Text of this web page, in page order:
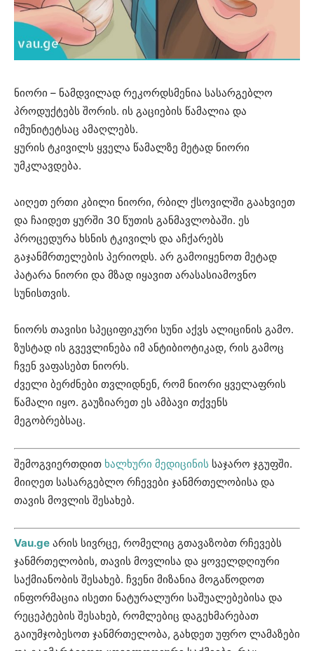
ნიორი – ნამდვილად რეკორდსმენია სასარგებლო
პროდუქტებს შორის. ის გაციების წამალია და
იმუნიტეტსაც ამაღლებს.
ყურის ტკივილს ყველა წამალზე მეტად ნიორი
უმკლავდება.
აიღეთ ერთი კბილი ნიორი, რბილ ქსოვილში გაახვიეთ
და ჩაიდეთ ყურში 30 წუთის განმავლობაში. ეს
პროცედურა ხსნის ტკივილს და აჩქარებს
გაჯანმრთელების პერიოდს. არ გამოიყენოთ მეტად
პატარა ნიორი და მზად იყავით არასასიამოვნო
სუნისთვის.
ნიორს თავისი სპეციფიკური სუნი აქვს ალიცინის გამო.
ზუსტად ის გვევლინება იმ ანტიბიოტიკად, რის გამოც
ჩვენ ვაფასებთ ნიორს.
ძველი ბერძნები თვლიდნენ, რომ ნიორი ყველაფრის
წამალი იყო. გაუზიარეთ ეს ამბავი თქვენს
მეგობრებსაც.
შემოგვიერთდით ხალხური მედიცინის საჯარო ჯგუფში.
მიიღეთ სასარგებლო რჩევები ჯანმრთელობისა და
თავის მოვლის შესახებ.
Vau.ge არის სივრცე, რომელიც გთავაზობთ რჩევებს
ჯანმრთელობის, თავის მოვლისა და ყოველდღიური
საქმიანობის შესახებ. ჩვენი მიზანია მოგაწოდოთ
ინფორმაცია ისეთი ნატურალური საშუალებებისა და
რეცეპტების შესახებ, რომლებიც დაგეხმარებათ
გაიუმჯობესოთ ჯანმრთელობა, გახდეთ უფრო ლამაზები